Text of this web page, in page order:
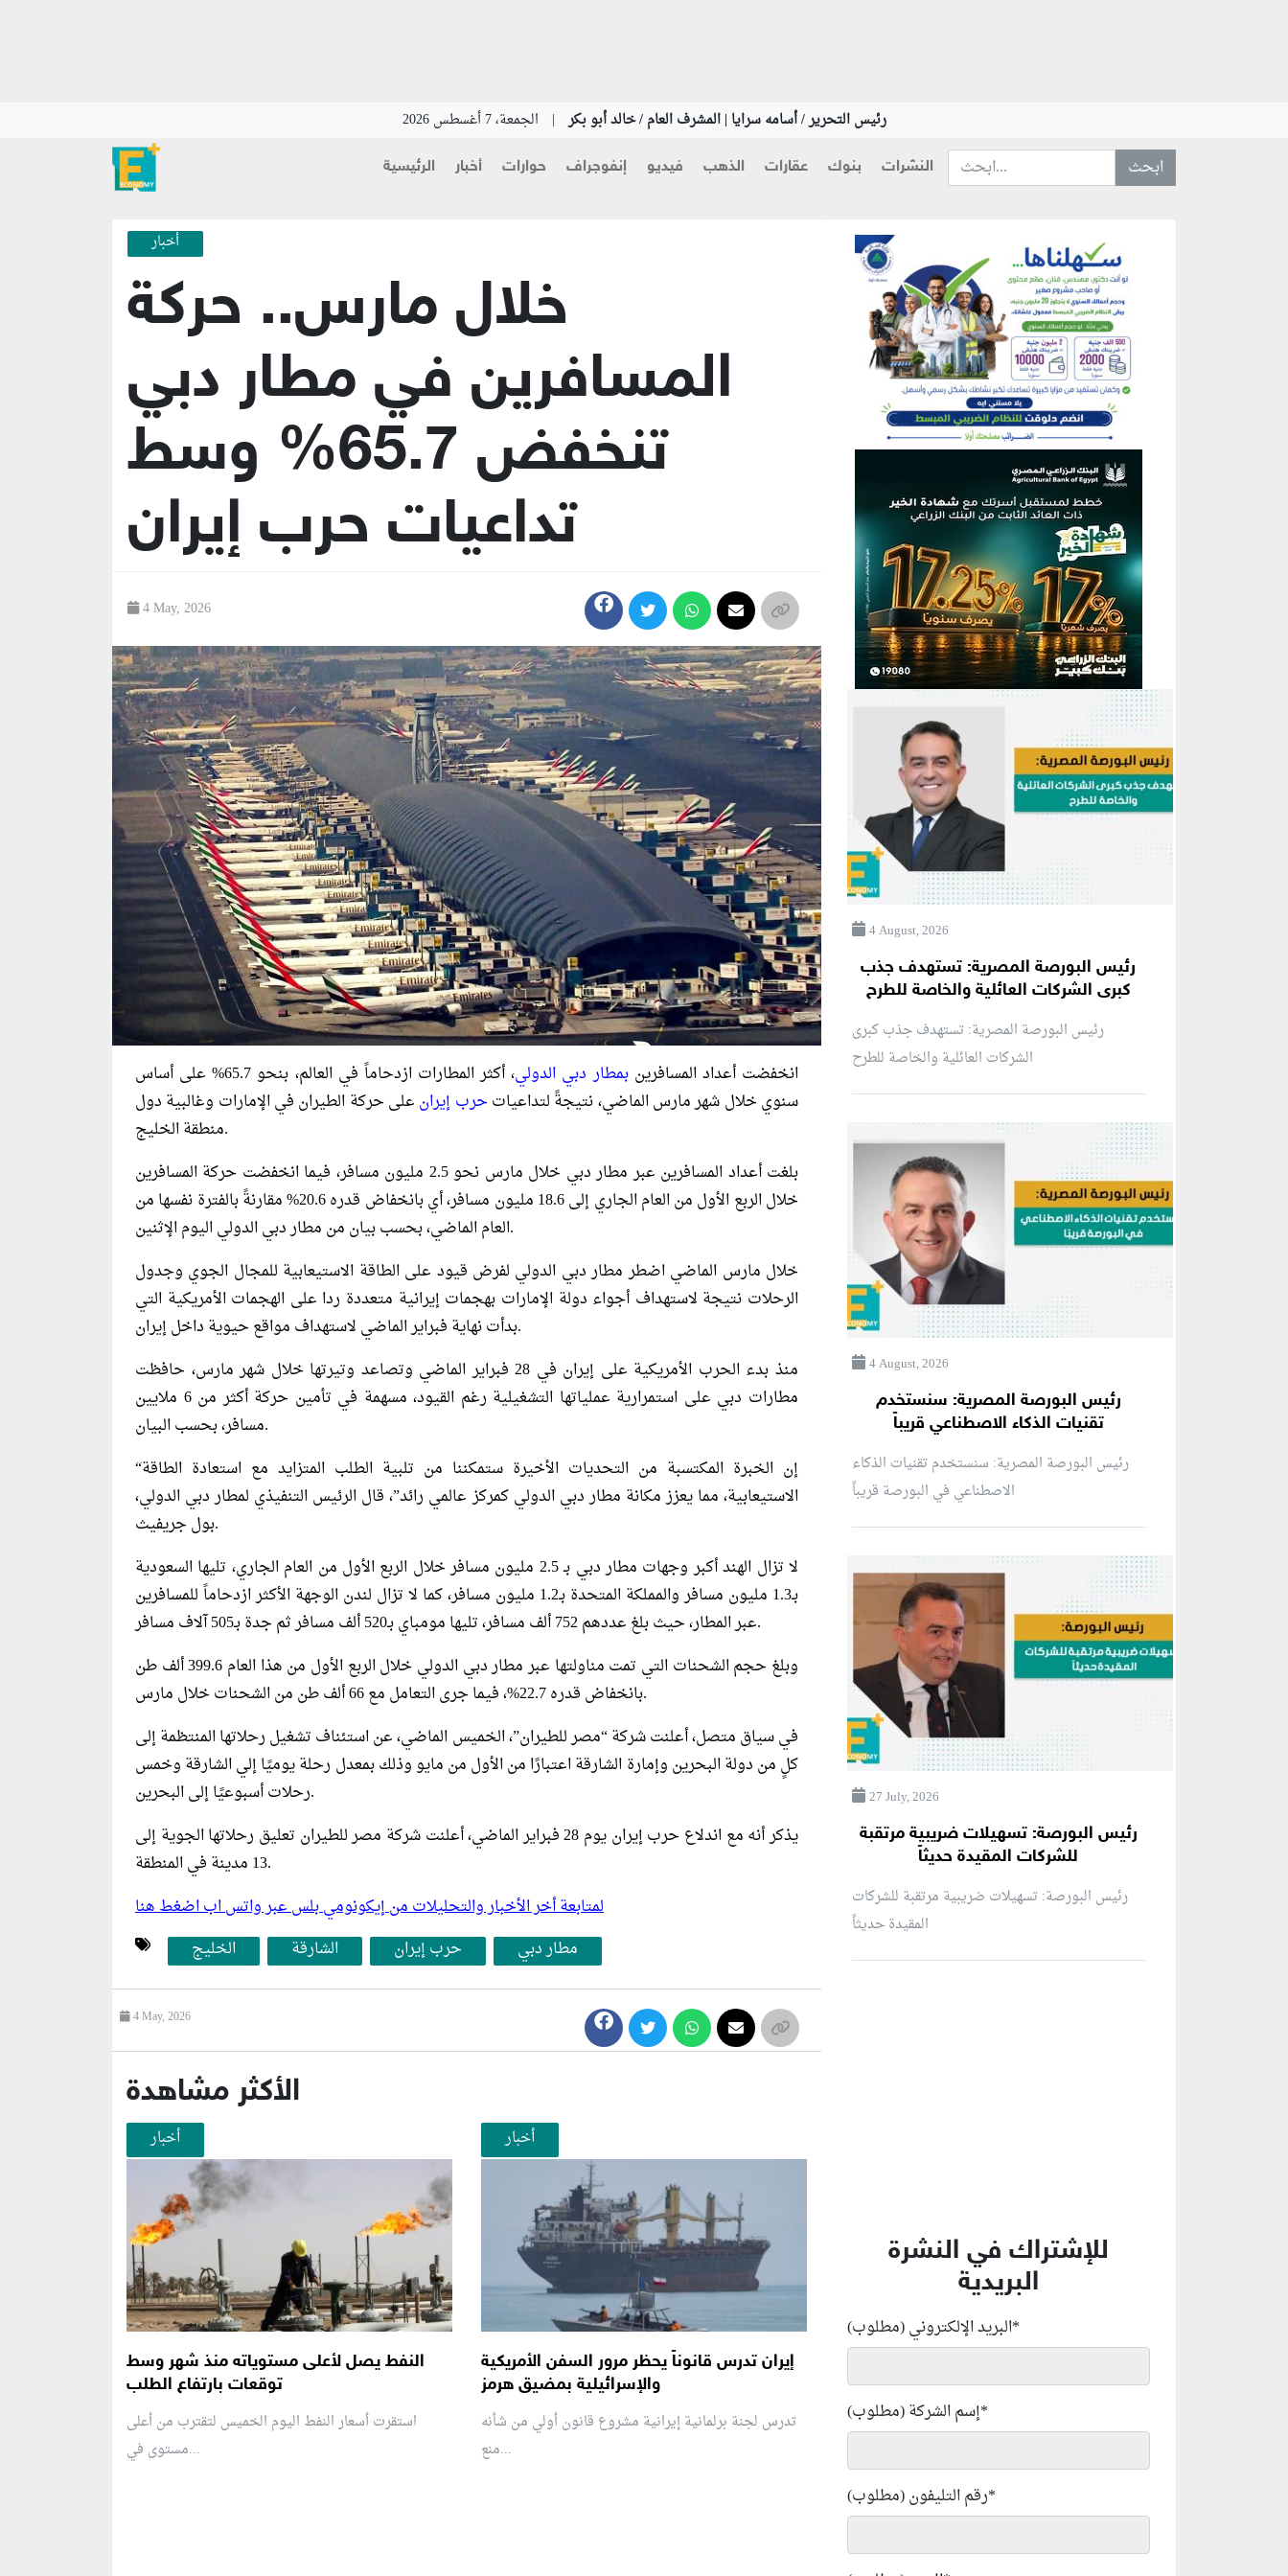
رئيس التحرير / أسامه سرايا | المشرف العام / خالد أبو بكر | الجمعة، 7 أغسطس 2026
الرئيسية أخبار حوارات إنفوجراف فيديو الذهب عقارات بنوك النشرات ابحث عن... :
أخبار
خلال مارس.. حركة
المسافرين في مطار دبي
تنخفض 65.7% وسط
تداعيات حرب إيران
4 May, 2026
انخفضت أعداد المسافرينبمطار دبي الدولي
، أكثر المطارات ازدحاماً في العالم، بنحو 65.7% على أساس
سنوي خلال شهر مارس الماضي، نتيجةً لتداعياتحرب إيران على حركة الطيران في الإمارات وغالبية دول
منطقة الخليج.
بلغت أعداد المسافرين عبر مطار دبي خلال مارس نحو 2.5 مليون مسافر، فيما انخفضت حركة المسافرين
خلال الربع الأول من العام الجاري إلى 18.6 مليون مسافر، أي بانخفاض قدره 20.6% مقارنةً بالفترة نفسها من
العام الماضي، بحسب بيان من مطار دبي الدولي اليوم الإثنين.
خلال مارس الماضي اضطر مطار دبي الدولي لفرض قيود على الطاقة الاستيعابية للمجال الجوي وجدول
الرحلات نتيجة لاستهداف أجواء دولة الإمارات بهجمات إيرانية متعددة ردا على الهجمات الأمريكية التي
بدأت نهاية فبراير الماضي لاستهداف مواقع حيوية داخل إيران.
منذ بدء الحرب الأمريكية على إيران في 28 فبراير الماضي وتصاعد وتيرتها خلال شهر مارس، حافظت
مطارات دبي على استمرارية عملياتها التشغيلية رغم القيود، مسهمة في تأمين حركة أكثر من 6 ملايين
مسافر، بحسب البيان.
“إن الخبرة المكتسبة من التحديات الأخيرة ستمكننا من تلبية الطلب المتزايد مع استعادة الطاقة
الاستيعابية، مما يعزز مكانة مطار دبي الدولي كمركز عالمي رائد”، قال الرئيس التنفيذي لمطار دبي الدولي،
بول جريفيث.
لا تزال الهند أكبر وجهات مطار دبي بـ 2.5 مليون مسافر خلال الربع الأول من العام الجاري، تليها السعودية
بـ1.3 مليون مسافر والمملكة المتحدة بـ1.2 مليون مسافر، كما لا تزال لندن الوجهة الأكثر ازدحاماً للمسافرين
عبر المطار، حيث بلغ عددهم 752 ألف مسافر، تليها مومباي بـ520 ألف مسافر ثم جدة بـ505 آلاف مسافر.
وبلغ حجم الشحنات التي تمت مناولتها عبر مطار دبي الدولي خلال الربع الأول من هذا العام 399.6 ألف طن
بانخفاض قدره 22.7%، فيما جرى التعامل مع 66 ألف طن من الشحنات خلال مارس.
في سياق متصل، أعلنت شركة “مصر للطيران”، الخميس الماضي، عن استئناف تشغيل رحلاتها المنتظمة إلى
كلٍ من دولة البحرين وإمارة الشارقة اعتبارًا من الأول من مايو وذلك بمعدل رحلة يوميًا إلي الشارقة وخمس
رحلات أسبوعيًا إلى البحرين.
يذكر أنه مع اندلاع حرب إيران يوم 28 فبراير الماضي، أعلنت شركة مصر للطيران تعليق رحلاتها الجوية إلى
13 مدينة في المنطقة.
لمتابعة أخر الأخبار والتحليلات من إيكونومي بلس عبر واتس اب اضغط هنا
الخليج
الشارقة حرب إيران مطار دبي
4 May, 2026
الأكثر مشاهدة
أخبار
النفط يصل لأعلى مستوياته منذ شهر وسط
توقعات بارتفاع الطلب
استقرت أسعار النفط اليوم الخميس لتقترب من أعلى
مستوى في...
أخبار
إيران تدرس قانوناً يحظر مرور السفن الأمريكية
والإسرائيلية بمضيق هرمز
تدرس لجنة برلمانية إيرانية مشروع قانون ⁠أولي من شأنه
منع...
منطقة إعلانية
منطقة إعلانية
4 August, 2026
رئيس البورصة المصرية: تستهدف جذب
كبرى الشركات العائلية والخاصة للطرح
رئيس البورصة المصرية: تستهدف جذب كبرى
الشركات العائلية والخاصة للطرح
4 August, 2026
رئيس البورصة المصرية: سنستخدم
تقنيات الذكاء الاصطناعي قريباً
رئيس البورصة المصرية: سنستخدم تقنيات الذكاء
الاصطناعي في البورصة قريباً
27 July, 2026
رئيس البورصة: تسهيلات ضريبية مرتقبة
للشركات المقيدة حديثاً
رئيس البورصة: تسهيلات ضريبية مرتقبة للشركات
للإشتراك في النشرة
البريدية
البريد الإلكتروني (مطلوب)*
إسم الشركة (مطلوب)*
رقم التليفون (مطلوب)*